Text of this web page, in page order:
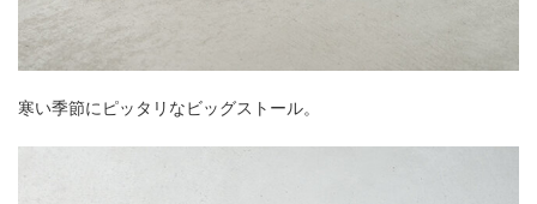
寒い季節にピッタリなビッグストール。